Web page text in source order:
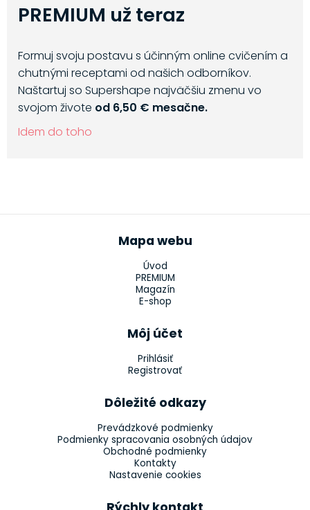
PREMIUM už teraz
Formuj svoju postavu s účinným online cvičením a
chutnými receptami od našich odborníkov.
Naštartuj so Supershape najväčšiu zmenu vo
svojom živote od 6,50 € mesačne.
Idem do toho
Mapa webu
Úvod
PREMIUM
Magazín
E-shop
Môj účet
Prihlásiť
Registrovať
Dôležité odkazy
Prevádzkové podmienky
Podmienky spracovania osobných údajov
Obchodné podmienky
Kontakty
Nastavenie cookies